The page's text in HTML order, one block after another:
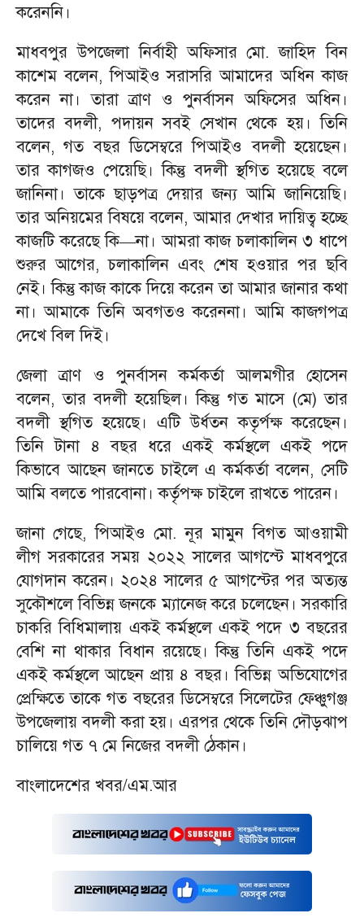
করেননি।
মাধবপুর উপজেলা নির্বাহী অফিসার মো. জাহিদ বিন
কাশেম বলেন, পিআইও সরাসরি আমাদের অধিন কাজ
করেন না। তারা ত্রাণ ও পুনর্বাসন অফিসের অধিন।
তাদের বদলী, পদায়ন সবই সেখান থেকে হয়। তিনি
বলেন, গত বছর ডিসেম্বরে পিআইও বদলী হয়েছেন।
তার কাগজও পেয়েছি। কিন্তু বদলী স্থগিত হয়েছে বলে
জানিনা। তাকে ছাড়পত্র দেয়ার জন্য আমি জানিয়েছি।
তার অনিয়মের বিষয়ে বলেন, আমার দেখার দায়িত্ব হচ্ছে
কাজটি করেছে কি—না। আমরা কাজ চলাকালিন ৩ ধাপে
শুরুর আগের, চলাকালিন এবং শেষ হওয়ার পর ছবি
নেই। কিন্তু কাজ কাকে দিয়ে করেন তা আমার জানার কথা
না। আমাকে তিনি অবগতও করেননা। আমি কাজগপত্র
দেখে বিল দিই।
জেলা ত্রাণ ও পুনর্বাসন কর্মকর্তা আলমগীর হোসেন
বলেন, তার বদলী হয়েছিল। কিন্তু গত মাসে (মে) তার
বদলী স্থগিত হয়েছে। এটি উর্ধতন কতৃর্পক্ষ করেছেন।
তিনি টানা ৪ বছর ধরে একই কর্মস্থলে একই পদে
কিভাবে আছেন জানতে চাইলে এ কর্মকর্তা বলেন, সেটি
আমি বলতে পারবোনা। কর্তৃপক্ষ চাইলে রাখতে পারেন।
জানা গেছে, পিআইও মো. নূর মামুন বিগত আওয়ামী
লীগ সরকারের সময় ২০২২ সালের আগস্টে মাধবপুরে
যোগদান করেন। ২০২৪ সালের ৫ আগস্টের পর অত্যন্ত
সুকৌশলে বিভিন্ন জনকে ম্যানেজ করে চলেছেন। সরকারি
চাকরি বিধিমালায় একই কর্মস্থলে একই পদে ৩ বছরের
বেশি না থাকার বিধান রয়েছে। কিন্তু তিনি একই পদে
একই কর্মস্থলে আছেন প্রায় ৪ বছর। বিভিন্ন অভিযোগের
প্রেক্ষিতে তাকে গত বছরের ডিসেম্বরে সিলেটের ফেঞ্চুগঞ্জ
উপজেলায় বদলী করা হয়। এরপর থেকে তিনি দৌড়ঝাপ
চালিয়ে গত ৭ মে নিজের বদলী ঠেকান।
বাংলাদেশের খবর/এম.আর